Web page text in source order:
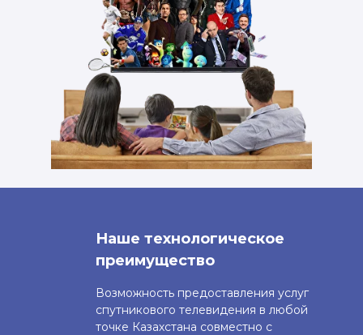
Возможность предоставления услуг
спутникового телевидения в любой
точке Казахстана совместно с
Наше технологическое
преимущество